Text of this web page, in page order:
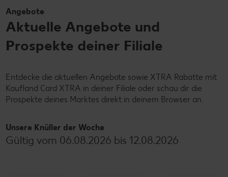
Angebote
Aktuelle Angebote und
Prospekte deiner Filiale
Entdecke die aktuellen Angebote sowie XTRA Rabatte mit
Kaufland Card XTRA in deiner Filiale oder schau dir die
Prospekte deines Marktes direkt in deinem Browser an.
Unsere Knüller der Woche
Gültig vom 06.08.2026 bis 12.08.2026